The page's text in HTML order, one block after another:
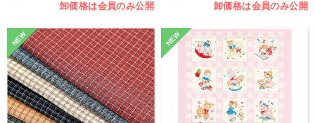
卸価格は会員のみ公開 卸価格は会員のみ公開
NEW NEW